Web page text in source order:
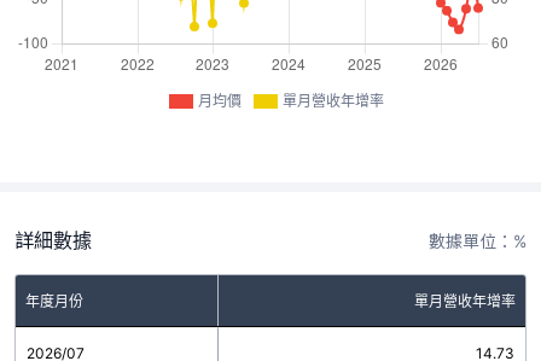
月均價 單月營收年增率
詳細數據 數據單位：%
年度月份 單月營收年增率
2026/07 14.73